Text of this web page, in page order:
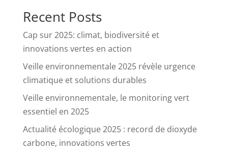
Recent Posts
Cap sur 2025: climat, biodiversité et
innovations vertes en action
Veille environnementale 2025 révèle urgence
climatique et solutions durables
Veille environnementale, le monitoring vert
essentiel en 2025
Actualité écologique 2025 : record de dioxyde
carbone, innovations vertes